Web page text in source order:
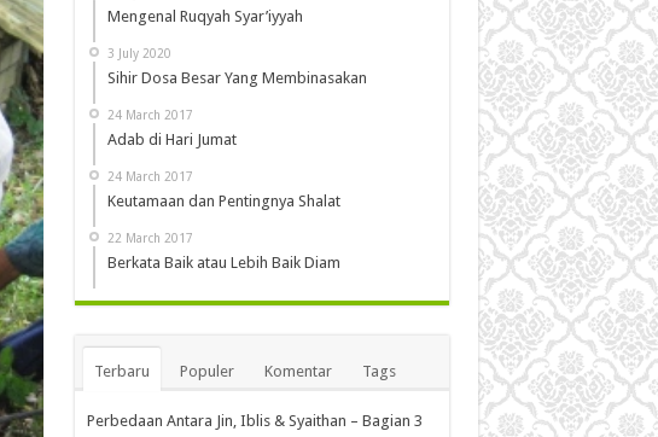
Mengenal Ruqyah Syar’iyyah
3 July 2020
Sihir Dosa Besar Yang Membinasakan
24 March 2017
Adab di Hari Jumat
24 March 2017
Keutamaan dan Pentingnya Shalat
22 March 2017
Berkata Baik atau Lebih Baik Diam
Terbaru Populer Komentar Tags
Perbedaan Antara Jin, Iblis & Syaithan – Bagian 3